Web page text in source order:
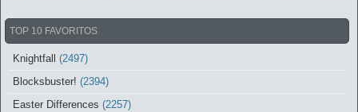
TOP 10 FAVORITOS
Knightfall
(2497)
Blocksbuster! (2394)
Easter Differences (2257)